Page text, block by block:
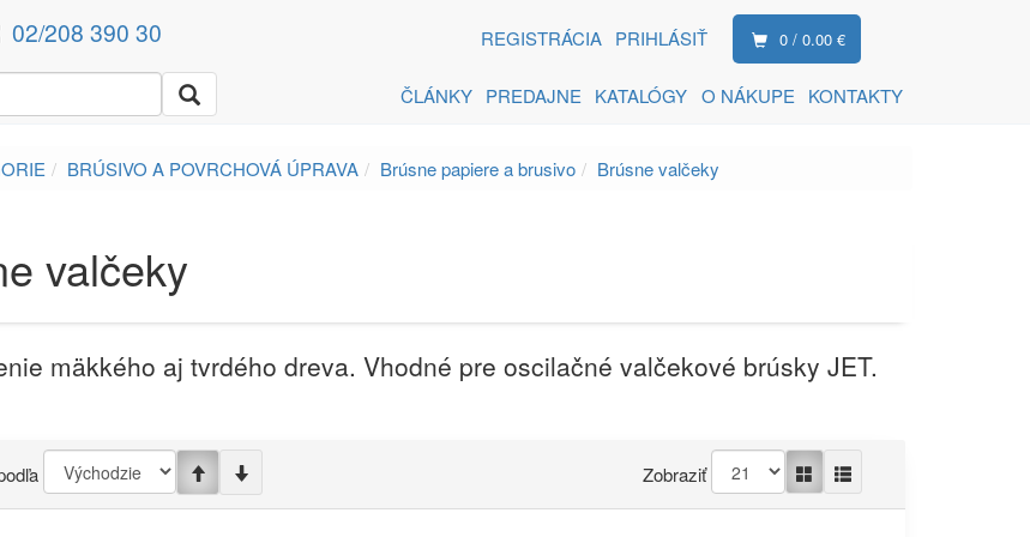
02/208 390 30 0 / 0.00 €
REGISTRÁCIA PRIHLÁSIŤ
KONTAKTY
O NÁKUPE
KATALÓGY
PREDAJNE
ČLÁNKY
BRÚSIVO A POVRCHOVÁ ÚPRAVA Brúsne papiere a brusivo Brúsne valčeky
valčeky
mäkkého aj tvrdého dreva. Vhodné pre oscilačné valčekové brúsky JET.
Zobraziť